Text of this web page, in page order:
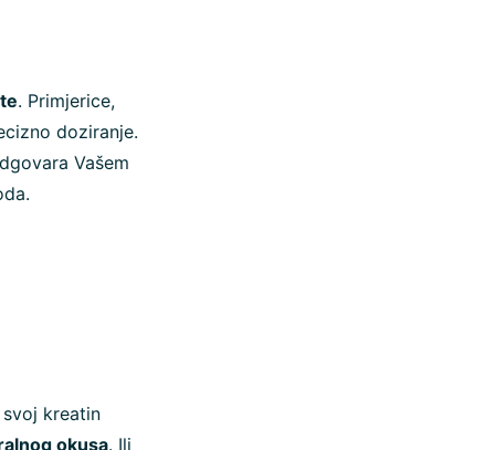
. Primjerice,
doziranje.
Vašem
kreatin
okusa. Ili